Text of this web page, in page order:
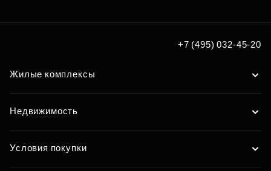
+7 (495) 032-45-20
Жилые комплексы
Недвижимость
Условия покупки